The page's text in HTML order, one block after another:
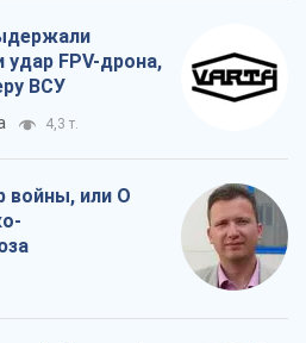
FPV-дрона,
ВСУ
4,3 т.
войны, или О